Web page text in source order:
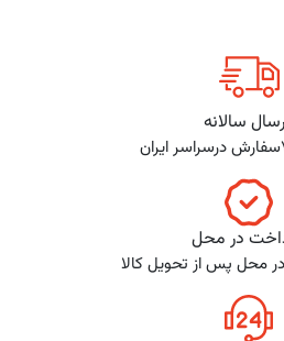
سالانه
در محل
محل پس از تحویل کالا